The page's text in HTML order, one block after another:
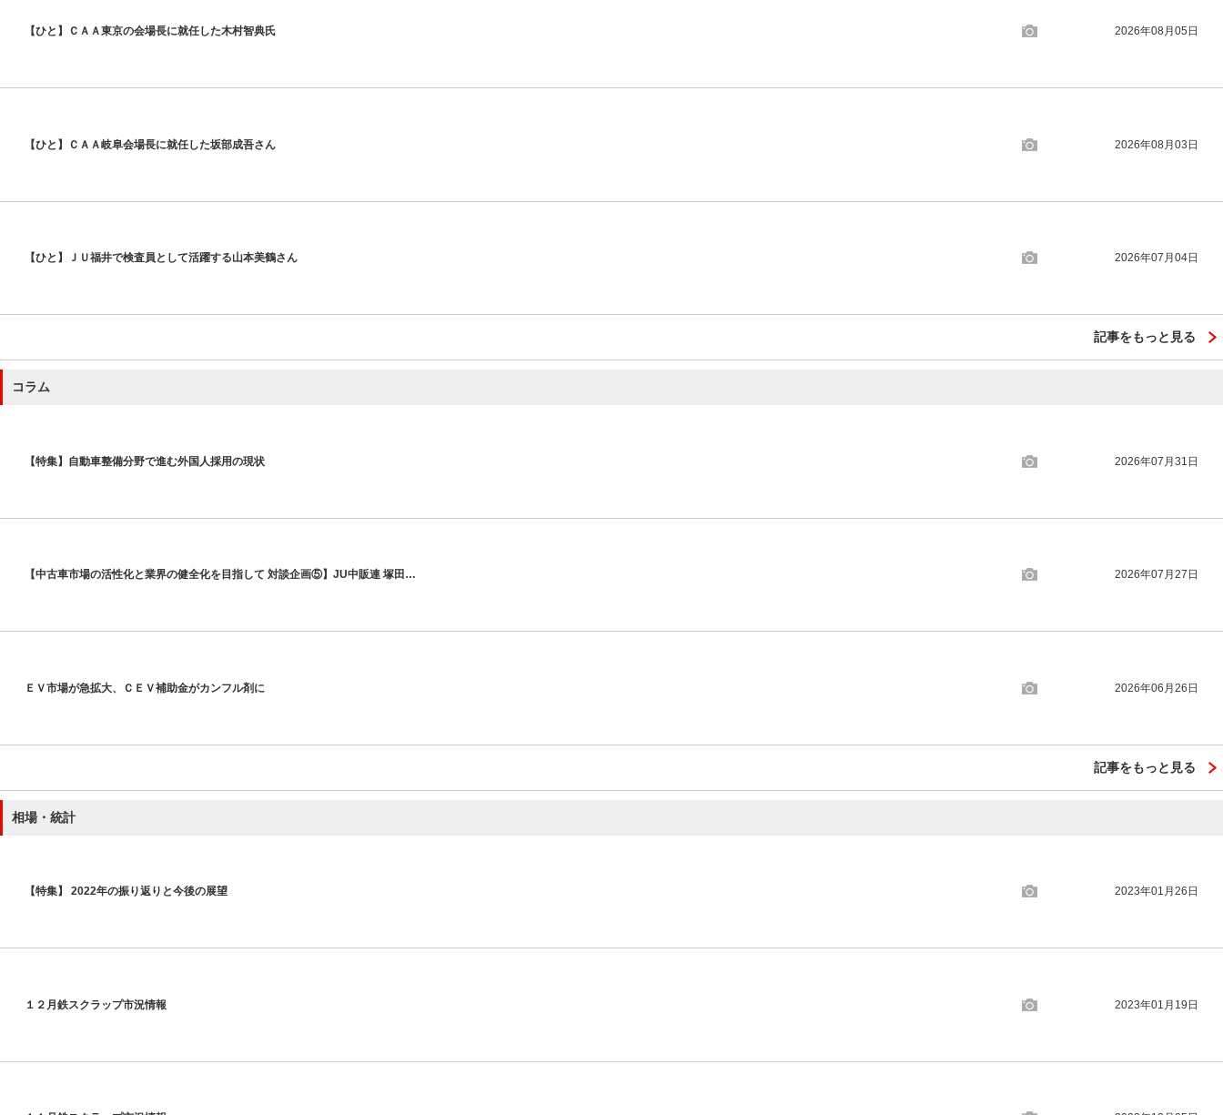
【ひと】ＣＡＡ東京の会場長に就任した木村智典氏 2026年08月05日
【ひと】ＣＡＡ岐阜会場長に就任した坂部成吾さん 2026年08月03日
【ひと】ＪＵ福井で検査員として活躍する山本美鶴さん 2026年07月04日
記事をもっと見る
コラム
【特集】自動車整備分野で進む外国人採用の現状 2026年07月31日
【中古車市場の活性化と業界の健全化を目指して 対談企画⑤】JU中販連 塚田… 2026年07月27日
ＥＶ市場が急拡大、ＣＥＶ補助金がカンフル剤に 2026年06月26日
記事をもっと見る
相場・統計
【特集】 2022年の振り返りと今後の展望 2023年01月26日
１２月鉄スクラップ市況情報 2023年01月19日